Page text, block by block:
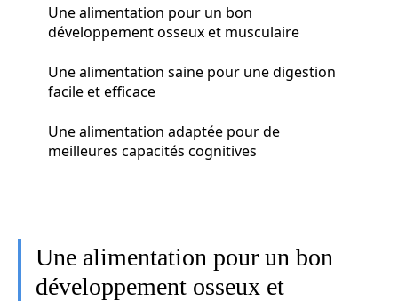
Une alimentation pour un bon
développement osseux et musculaire
Une alimentation saine pour une digestion
facile et efficace
Une alimentation adaptée pour de
meilleures capacités cognitives
Une alimentation pour un bon
développement osseux et